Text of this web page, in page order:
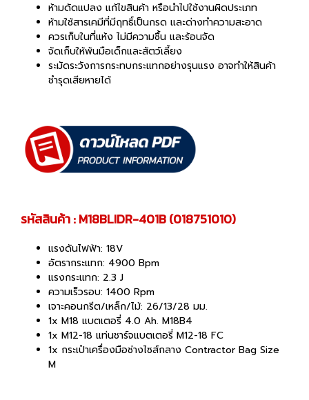
ห้ามดัดแปลง แก้ไขสินค้า หรือนำไปใช้งานผิดประเภท
ห้ามใช้สารเคมีที่มีฤทธิ์เป็นกรด และด่างทำความสะอาด
ควรเก็บในที่แห้ง ไม่มีความชื้น และร้อนจัด
จัดเก็บให้พ้นมือเด็กและสัตว์เลี้ยง
ระมัดระวังการกระทบกระแทกอย่างรุนแรง อาจทำให้สินค้า
ชำรุดเสียหายได้
รหัสสินค้า : M18BLIDR-401B (018751010)
แรงดันไฟฟ้า: 18V
อัตรากระแทก: 4900 Bpm
แรงกระแทก: 2.3 J
ความเร็วรอบ: 1400 Rpm
เจาะคอนกรีต/เหล็ก/ไม้: 26/13/28 มม.
1x M18 แบตเตอรี่ 4.0 Ah. M18B4
1x M12-18 แท่นชาร์จแบตเตอรี่ M12-18 FC
1x กระเป๋าเครื่องมือช่างไซส์กลาง Contractor Bag Size
M